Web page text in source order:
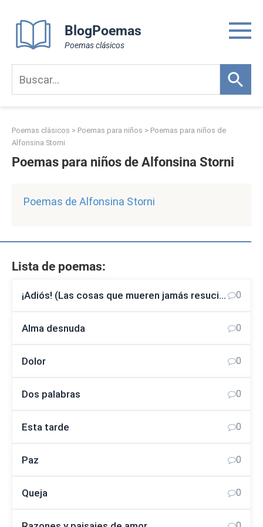
content
BlogPoemas
Poemas clásicos
Poemas clásicos > Poemas para niños > Poemas para niños de
Alfonsina Storni
Poemas para niños de Alfonsina Storni
Poemas de Alfonsina Storni
Lista de poemas:
¡Adiós! (Las cosas que mueren jamás resucitan) 0
Alma desnuda 0
Dolor 0
Dos palabras 0
Esta tarde 0
Paz 0
Queja 0